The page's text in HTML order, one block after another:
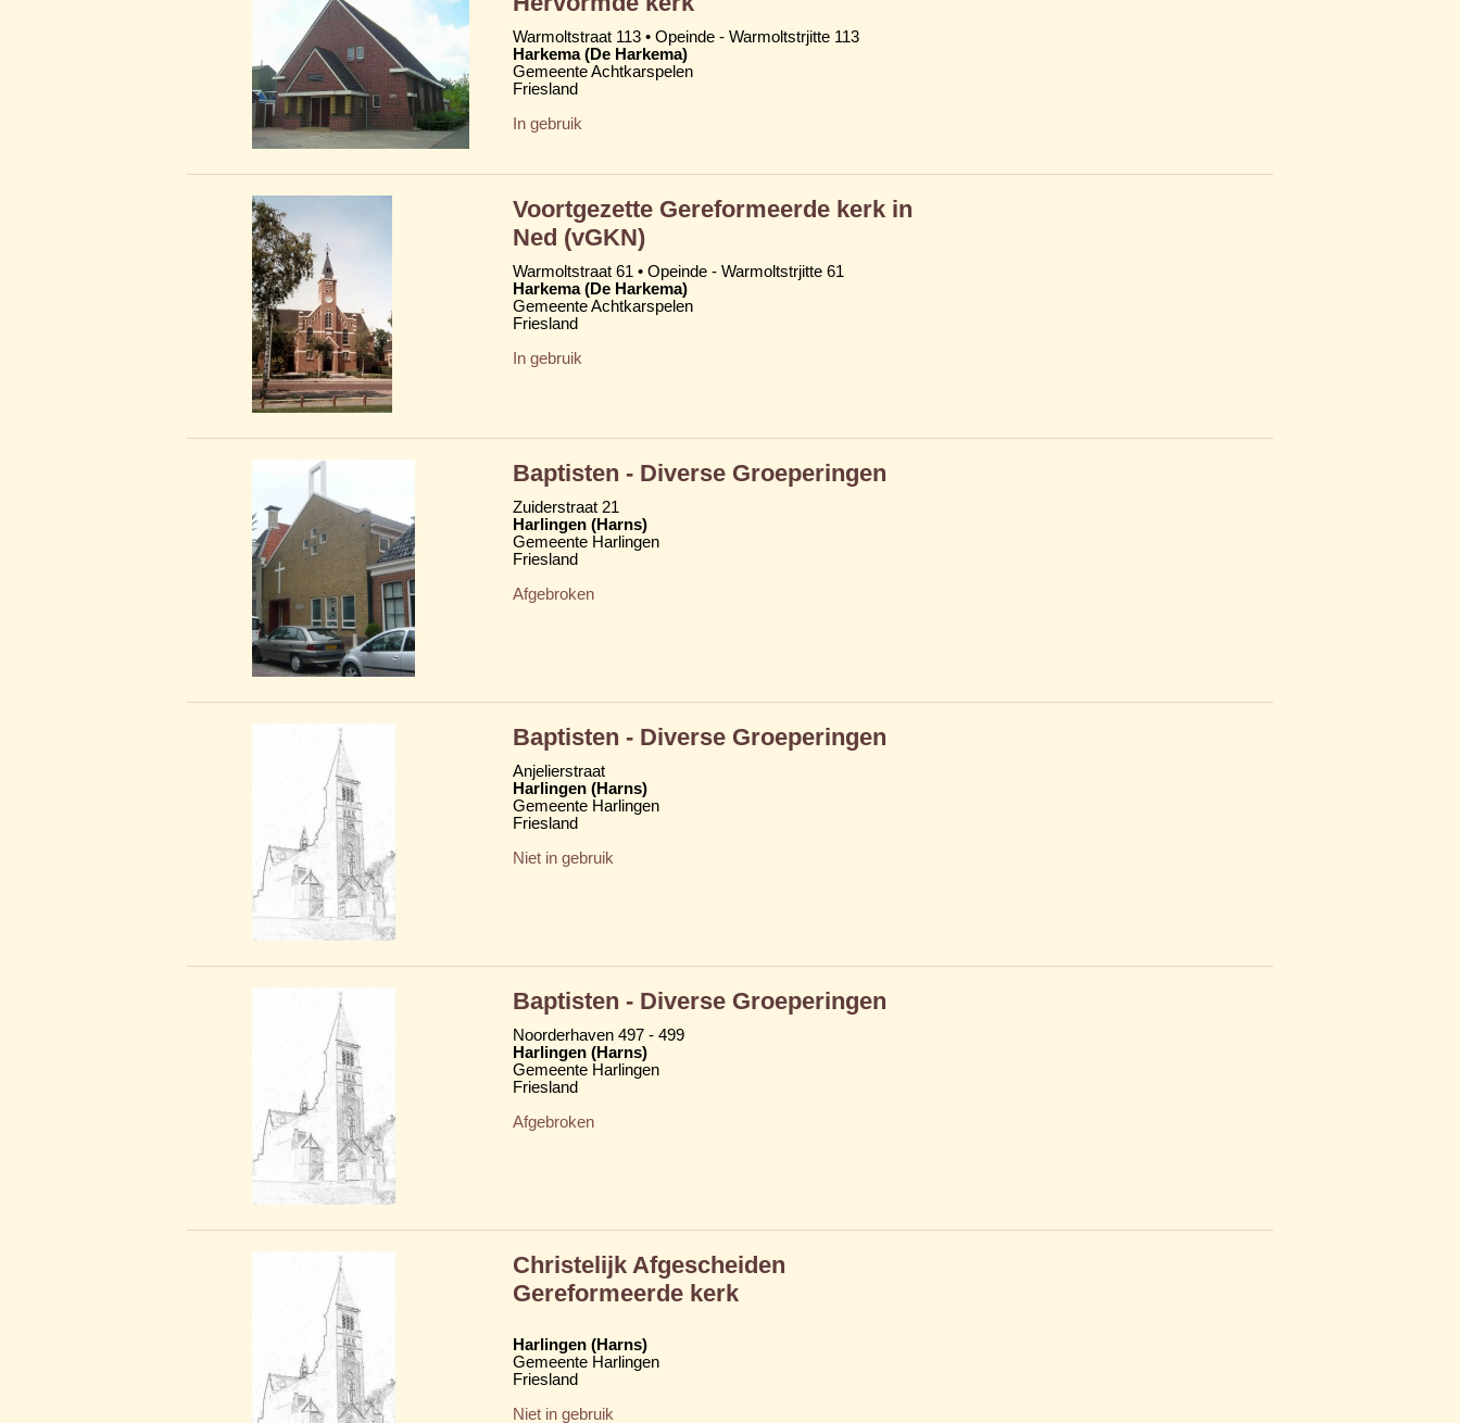
Warmoltstraat 113 • Opeinde - Warmoltstrjitte 113
Harkema (De Harkema)
Gemeente Achtkarspelen
Friesland
In gebruik
Voortgezette Gereformeerde kerk in
Ned (vGKN)
Warmoltstraat 61 • Opeinde - Warmoltstrjitte 61
Harkema (De Harkema)
Gemeente Achtkarspelen
Friesland
In gebruik
Baptisten - Diverse Groeperingen
Zuiderstraat 21
Harlingen (Harns)
Gemeente Harlingen
Friesland
Afgebroken
Baptisten - Diverse Groeperingen
Anjelierstraat
Harlingen (Harns)
Gemeente Harlingen
Friesland
Niet in gebruik
Baptisten - Diverse Groeperingen
Noorderhaven 497 - 499
Harlingen (Harns)
Gemeente Harlingen
Friesland
Afgebroken
Christelijk Afgescheiden
Gereformeerde kerk
Harlingen (Harns)
Gemeente Harlingen
Friesland
Niet in gebruik